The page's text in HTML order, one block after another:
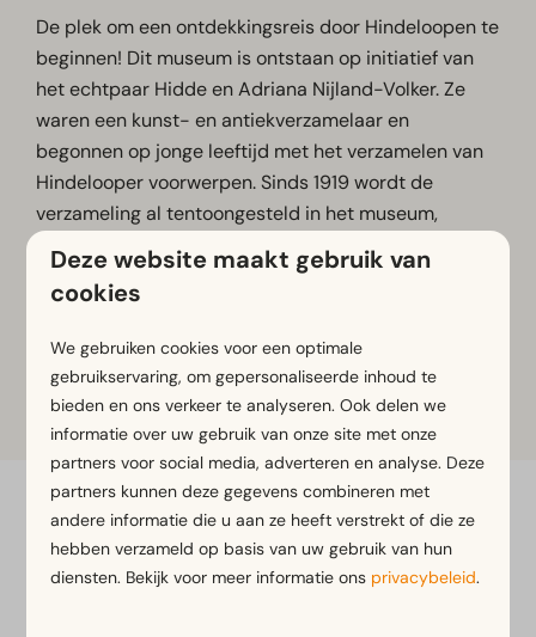
De plek om een ontdekkingsreis door Hindeloopen te
beginnen! Dit museum is ontstaan op initiatief van
het echtpaar Hidde en Adriana Nijland-Volker. Ze
waren een kunst- en antiekverzamelaar en
begonnen op jonge leeftijd met het verzamelen van
Hindelooper voorwerpen. Sinds 1919 wordt de
verzameling al tentoongesteld in het museum,
waardoor dit ook meteen het oudste museum van
Friesland werd.
Meer informatie
Veilig betalen
Deze website maakt gebruik van
cookies
We gebruiken cookies voor een optimale
gebruikservaring, om gepersonaliseerde inhoud te
bieden en ons verkeer te analyseren. Ook delen we
informatie over uw gebruik van onze site met onze
partners voor social media, adverteren en analyse. Deze
partners kunnen deze gegevens combineren met
andere informatie die u aan ze heeft verstrekt of die ze
hebben verzameld op basis van uw gebruik van hun
diensten. Bekijk voor meer informatie ons privacybeleid.